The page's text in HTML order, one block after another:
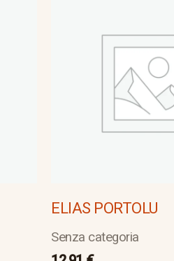
ELIAS PORTOLU
Senza categoria